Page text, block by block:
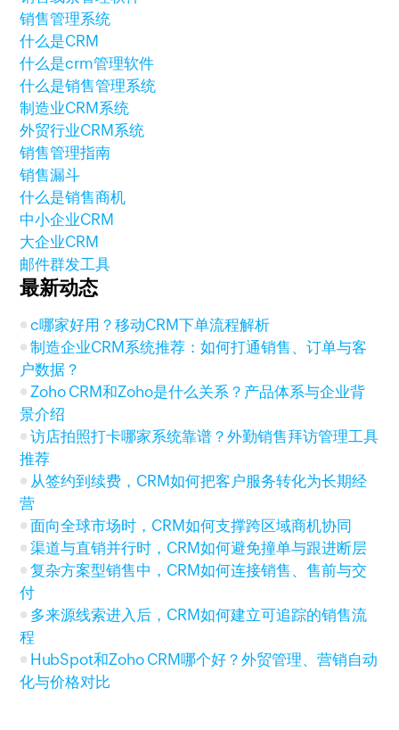
销售管理系统
什么是CRM
什么是crm管理软件
什么是销售管理系统
制造业CRM系统
外贸行业CRM系统
销售管理指南
销售漏斗
什么是销售商机
中小企业CRM
大企业CRM
邮件群发工具
最新动态
c哪家好用？移动CRM下单流程解析
制造企业CRM系统推荐：如何打通销售、订单与客
户数据？
Zoho CRM和Zoho是什么关系？产品体系与企业背
景介绍
访店拍照打卡哪家系统靠谱？外勤销售拜访管理工具
推荐
从签约到续费，CRM如何把客户服务转化为长期经
营
面向全球市场时，CRM如何支撑跨区域商机协同
渠道与直销并行时，CRM如何避免撞单与跟进断层
复杂方案型销售中，CRM如何连接销售、售前与交
付
多来源线索进入后，CRM如何建立可追踪的销售流
程
HubSpot和Zoho CRM哪个好？外贸管理、营销自动
化与价格对比